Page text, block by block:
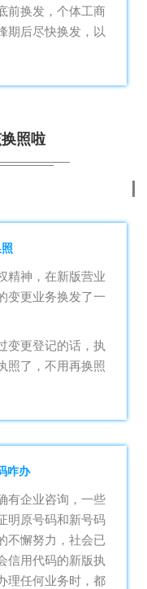
前换发，个体工商
期后尽快换发，以
照啦
精神，在新版营业
变更业务换发了一
变更登记的话，执
照了，不用再换照
咋办
有企业咨询，一些
明原号码和新号码
不懈努力，社会已
信用代码的新版执
理任何业务时，都